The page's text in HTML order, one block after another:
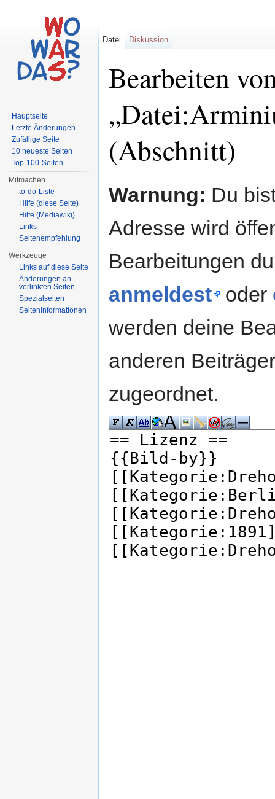
Bearbeiten
(Abschnitt)
Warnung: Du
Adresse wird
Bearbeitungen
anmeldest
oder
werden deine
anderen
zugeordnet.
Datei Diskussion
Hauptseite
Letzte Änderungen
Zufällige Seite
10 neueste Seiten
Top-100-Seiten
Mitmachen
to-do-Liste
Hilfe (diese Seite)
Hilfe (Mediawiki)
Links
Seitenempfehlung
Werkzeuge
Links auf diese Seite
Änderungen an
verlinkten Seiten
Spezialseiten
Seiteninformationen